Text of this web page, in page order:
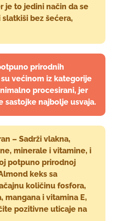
je to jedini način da se
bez šećera,
prirodnih
većinom iz kategorije
procesirani, jer
sastojke najbolje usvaja.
– Sadrži vlakna,
minerale i vitamine, i
potpuno prirodnoj
keks sa
količinu fosfora,
mangana i vitamina E,
pozitivne uticaje na